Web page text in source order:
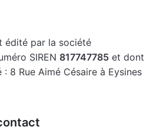
édité par la société
SIREN 817747785 et dont
8 Rue Aimé Césaire à Eysines